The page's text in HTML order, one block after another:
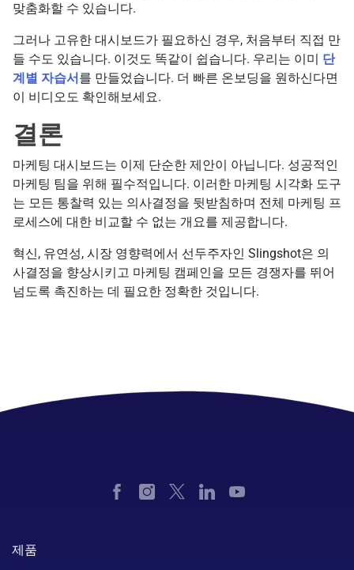
맞춤화할 수 있습니다.
그러나 고유한 대시보드가 필요하신 경우, 처음부터 직접 만
들 수도 있습니다. 이것도 똑같이 쉽습니다. 우리는 이미 단
계별 자습서를 만들었습니다. 더 빠른 온보딩을 원하신다면
이 비디오도 확인해보세요.
결론
마케팅 대시보드는 이제 단순한 제안이 아닙니다. 성공적인
마케팅 팀을 위해 필수적입니다. 이러한 마케팅 시각화 도구
는 모든 통찰력 있는 의사결정을 뒷받침하며 전체 마케팅 프
로세스에 대한 비교할 수 없는 개요를 제공합니다.
혁신, 유연성, 시장 영향력에서 선두주자인 Slingshot은 의
사결정을 향상시키고 마케팅 캠페인을 모든 경쟁자를 뛰어
넘도록 촉진하는 데 필요한 정확한 것입니다.
제품